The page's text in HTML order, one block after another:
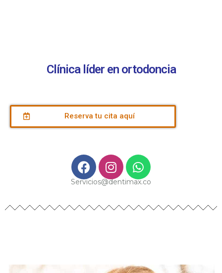
Clínica líder en ortodoncia
Reserva tu cita aquí
Servicios@dentimax.co